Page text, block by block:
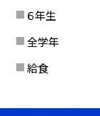
６年生
全学年
給食